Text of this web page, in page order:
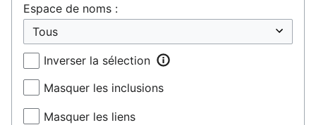
Espace de noms :
Inverser la sélection
Masquer les inclusions
Masquer les liens